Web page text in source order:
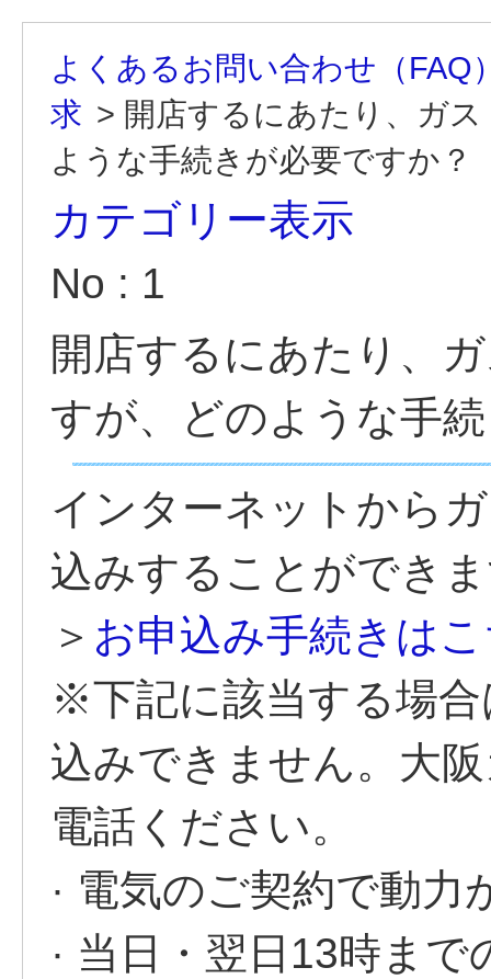
よくあるお問い合わせ（FAQ
求 > 開店するにあたり、ガ
ような手続きが必要ですか？
カテゴリー表示
No : 1
開店するにあたり、
すが、どのような手
インターネットから
込みすることができ
＞ お申込み手続きは
※下記に該当する場
込みできません。大
電話ください。
· 電気のご契約で動力
· 当日・翌日13時ま